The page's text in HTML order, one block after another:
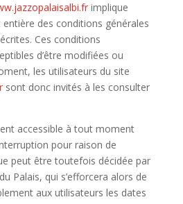
implique
entière des conditions générales
Ces conditions
d’être modifiées ou
les utilisateurs du site
sont donc invités à les consulter
accessible à tout moment
pour raison de
peut être toutefois décidée par
Palais, qui s’efforcera alors de
aux utilisateurs les dates